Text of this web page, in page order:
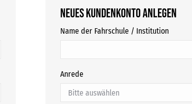
Neues Kundenkonto anlegen
Name der Fahrschule / Institution
Anrede